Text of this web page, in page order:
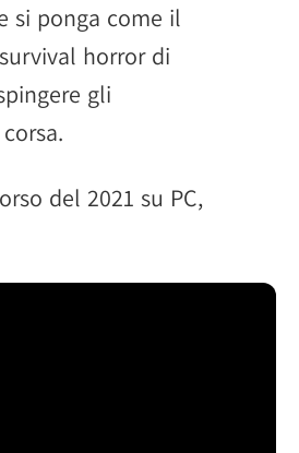
si ponga come il
horror di
gli
del 2021 su PC,